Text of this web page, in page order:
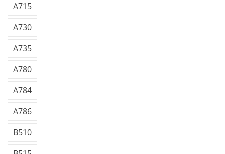
A715
A730
A735
A780
A784
A786
B510